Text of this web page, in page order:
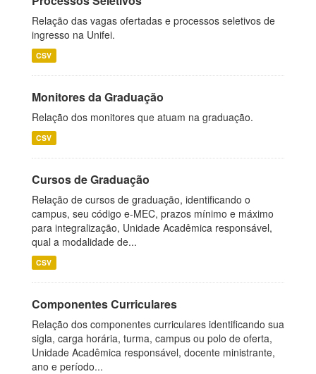
Relação das vagas ofertadas e processos seletivos de
ingresso na Unifei.
CSV
Monitores da Graduação
Relação dos monitores que atuam na graduação.
CSV
Cursos de Graduação
Relação de cursos de graduação, identificando o
campus, seu código e-MEC, prazos mínimo e máximo
para integralização, Unidade Acadêmica responsável,
qual a modalidade de...
CSV
Componentes Curriculares
Relação dos componentes curriculares identificando sua
sigla, carga horária, turma, campus ou polo de oferta,
Unidade Acadêmica responsável, docente ministrante,
ano e período...